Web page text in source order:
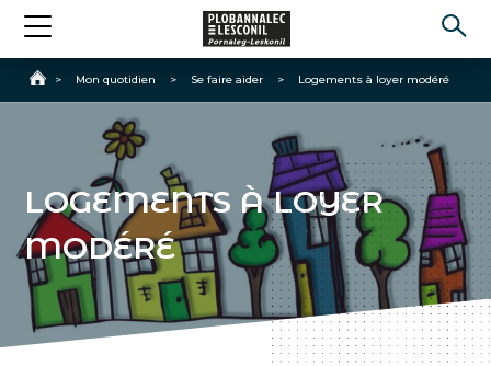
Accueil
> Mon quotidien > Se faire aider > Logements à loyer modéré
LOGEMENTS À LOYER
MODÉRÉ